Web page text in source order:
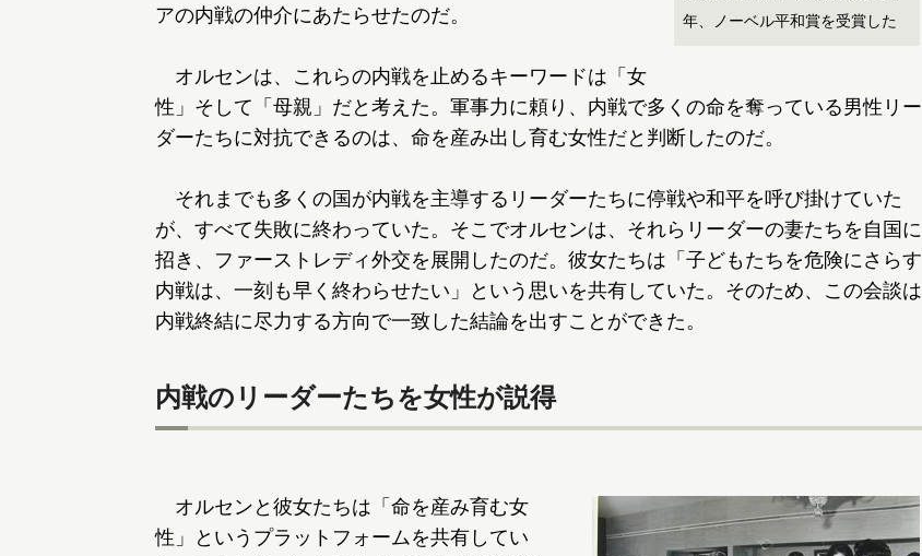
年、ノーベル平和賞を受賞した
アの内戦の仲介にあたらせたのだ。
オルセンは、これらの内戦を止めるキーワードは「女
性」そして「母親」だと考えた。軍事力に頼り、内戦で多くの命を奪っている男性リー
ダーたちに対抗できるのは、命を産み出し育む女性だと判断したのだ。
それまでも多くの国が内戦を主導するリーダーたちに停戦や和平を呼び掛けていた
が、すべて失敗に終わっていた。そこでオルセンは、それらリーダーの妻たちを自国に
招き、ファーストレディ外交を展開したのだ。彼女たちは「子どもたちを危険にさらす
内戦は、一刻も早く終わらせたい」という思いを共有していた。そのため、この会談は
内戦終結に尽力する方向で一致した結論を出すことができた。
内戦のリーダーたちを女性が説得
オルセンと彼女たちは「命を産み育む女
性」というプラットフォームを共有してい